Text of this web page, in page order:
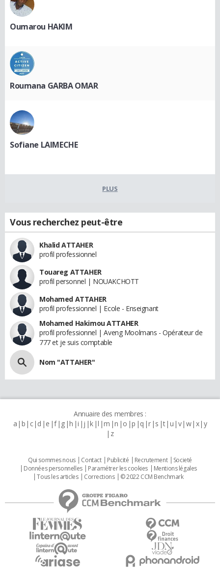
Oumarou HAKIM
Roumana GARBA OMAR
Sofiane LAIMECHE
PLUS
Vous recherchez peut-être
Khalid ATTAHER
profil professionnel
Touareg ATTAHER
profil personnel | NOUAKCHOTT
Mohamed ATTAHER
profil professionnel | Ecole - Enseignant
Mohamed Hakimou ATTAHER
profil professionnel | Aveng Moolmans - Opérateur de
777 et je suis comptable
Nom "ATTAHER"
Annuaire des membres :
a b c d e f g h i j k l m n o p q r s t u v w x y
z
Qui sommes nous Contact Publicité Recrutement
Societé
Données personnelles
Paramétrer les cookies
Mentions légales
Tous les articles
Corrections © 2022 CCM Benchmark